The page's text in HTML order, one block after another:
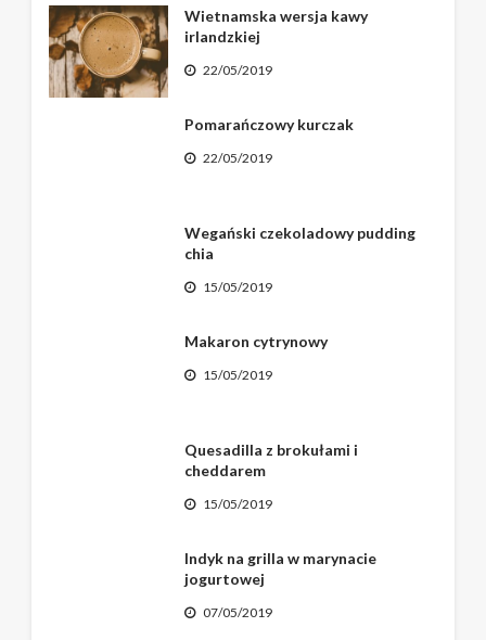
Wietnamska wersja kawy
irlandzkiej
22/05/2019
Pomarańczowy kurczak
22/05/2019
Wegański czekoladowy pudding
chia
15/05/2019
Makaron cytrynowy
15/05/2019
Quesadilla z brokułami i
cheddarem
15/05/2019
Indyk na grilla w marynacie
jogurtowej
07/05/2019